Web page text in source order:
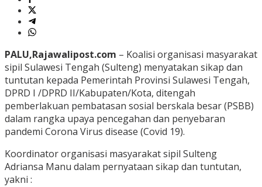
PALU,Rajawalipost.com – Koalisi organisasi masyarakat
sipil Sulawesi Tengah (Sulteng) menyatakan sikap dan
tuntutan kepada Pemerintah Provinsi Sulawesi Tengah,
DPRD I /DPRD II/Kabupaten/Kota, ditengah
pemberlakuan pembatasan sosial berskala besar (PSBB)
dalam rangka upaya pencegahan dan penyebaran
pandemi Corona Virus disease (Covid 19).
Koordinator organisasi masyarakat sipil Sulteng
Adriansa Manu dalam pernyataan sikap dan tuntutan,
yakni :